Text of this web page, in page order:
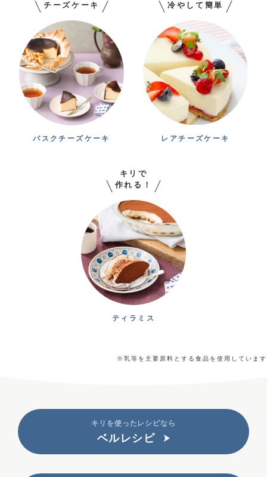
チーズケーキ
バスクチーズケーキ
冷やして簡単
レアチーズケーキ
キリで
作れる！
ティラミス
※乳等を主要原料とする食品を使用しています
キリを使ったレシピなら
ベルレシピ